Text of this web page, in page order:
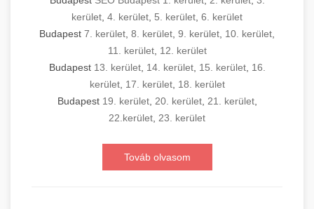
kerület, 4. kerület, 5. kerület, 6. kerület
Budapest 7. kerület, 8. kerület, 9. kerület, 10. kerület,
11. kerület, 12. kerület
Budapest 13. kerület, 14. kerület, 15. kerület, 16.
kerület, 17. kerület, 18. kerület
Budapest 19. kerület, 20. kerület, 21. kerület,
22.kerület, 23. kerület
Továb olvasom